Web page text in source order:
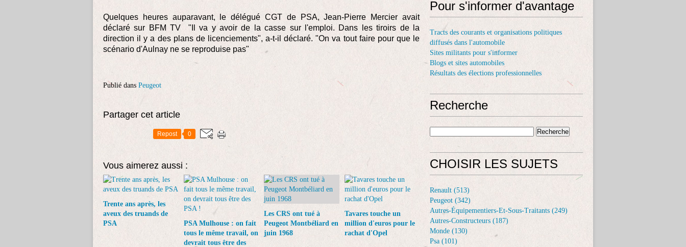
Quelques heures auparavant, le délégué CGT de PSA, Jean-Pierre Mercier avait
déclaré sur BFM TV "Il va y avoir de la casse sur l'emploi. Dans les tiroirs de la
direction il y a des plans de licenciements", a-t-il déclaré. "On va tout faire pour que le
scénario d'Aulnay ne se reproduise pas"
Publié dans Peugeot
Partager cet article
Repost 0
Vous aimerez aussi :
Trente ans après, les
aveux des truands de
PSA
PSA Mulhouse : on fait
tous le même travail, on
devrait tous être des
Les CRS ont tué à
Peugeot Montbéliard en
juin 1968
Tavares touche un
million d'euros pour le
rachat d'Opel
Pour s'informer d'avantage
Tracts des courants et organisations politiques
diffusés dans l'automobile
Sites militants pour s'informer
Blogs et sites automobiles
Résultats des élections professionnelles
Recherche
CHOISIR LES SUJETS
Renault (513)
Peugeot (342)
Autres-Équipementiers-Et-Sous-Traitants (249)
Autres-Constructeurs (187)
Monde (130)
Psa (101)